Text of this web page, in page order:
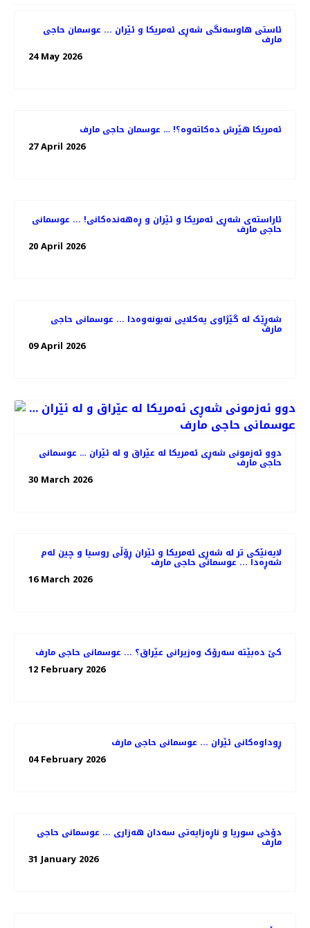
ئاستی هاوسەنگی شەڕی ئەمریکا و ئێران ... عوسمان حاجی
مارف
24 May 2026
ئەمریکا هێرش دەکاتەوە؟! … عوسمان حاجی مارف
27 April 2026
ئاراستەی شەڕی ئەمریکا و ئێران و ڕەهەندەکانی! ... عوسمانی
حاجی مارف
20 April 2026
شەڕێک لە گێژاوی یەکلایی نەبونەوەدا ... عوسمانی حاجی
مارف
09 April 2026
دوو ئەزمونی شەڕی ئەمریکا لە عێراق و لە ئێران … عوسمانی
حاجی مارف
30 March 2026
لایەنێکی تر لە شەڕی ئەمریکا و ئێران ڕۆڵی روسیا و چین لەم
شەڕەدا ... عوسمانی حاجی مارف
16 March 2026
کێ دەبێتە سەرۆک وەزیرانی عێراق؟ ... عوسمانی حاجی مارف
12 February 2026
ڕوداوەکانی ئێران ... عوسمانی حاجی مارف
04 February 2026
دۆخی سوریا و ناڕەزایەتی سەدان هەزاری ... عوسمانی حاجی
مارف
31 January 2026